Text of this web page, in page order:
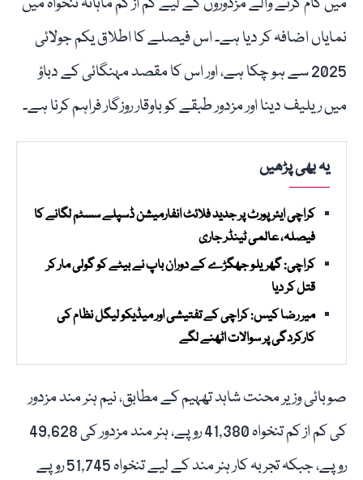
نمایاں اضافہ کر دیا ہے۔ اس فیصلے کا اطلاق یکم جولائی
2025 سے ہو چکا ہے، اور اس کا مقصد مہنگائی کے دباؤ
میں ریلیف دینا اور مزدور طبقے کو باوقار روزگار فراہم کرنا ہے۔
یہ بھی پڑھیں
کراچی ایئرپورٹ پر جدید فلائٹ انفارمیشن ڈسپلے سسٹم لگانے کا
فیصلہ، عالمی ٹینڈر جاری
کراچی: گھریلو جھگڑے کے دوران باپ نے بیٹے کو گولی مار کر
قتل کر دیا
میر رضا کیس: کراچی کے تفتیشی اور میڈیکو لیگل نظام کی
کارکردگی پر سوالات اٹھنے لگے
صوبائی وزیر محنت شاہد تھہیم کے مطابق، نیم ہنر مند مزدور
کی کم از کم تنخواہ 41,380 روپے، ہنر مند مزدور کی 49,628
روپے، جبکہ تجربہ کار ہنر مند کے لیے تنخواہ 51,745 روپے